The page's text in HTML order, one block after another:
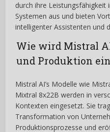
durch ihre Leistungsfähigkeit
Systemen aus und bieten
intelligenter Assistenten und
Wie wird Mistral
und Produktion
Mistral AI’s Modelle wie
Mixtral 8x22B werden in
Kontexten eingesetzt. Sie
Transformation von
Produktionsprozesse und